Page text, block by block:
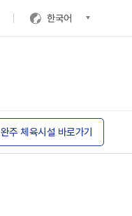
한국어
완주 체육시설 바로가기